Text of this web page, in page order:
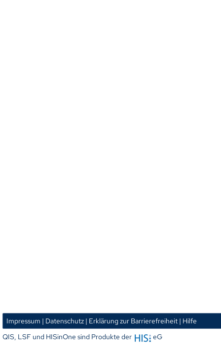
Impressum | Datenschutz | Erklärung zur Barrierefreiheit | Hilfe
QIS, LSF und HISinOne sind Produkte der
eG